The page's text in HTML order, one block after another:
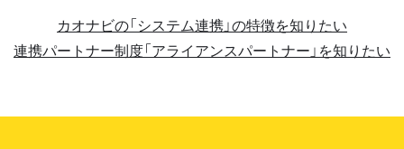
カオナビの「システム連携」の特徴を知りたい
連携パートナー制度「アライアンスパートナー」を知りたい